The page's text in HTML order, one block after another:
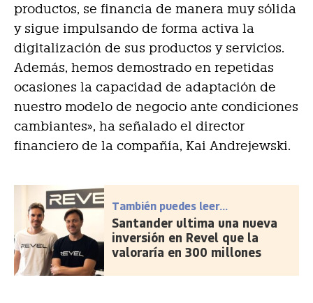
productos, se financia de manera muy sólida
y sigue impulsando de forma activa la
digitalización de sus productos y servicios.
Además, hemos demostrado en repetidas
ocasiones la capacidad de adaptación de
nuestro modelo de negocio ante condiciones
cambiantes», ha señalado el director
financiero de la compañía, Kai Andrejewski.
También puedes leer...
Santander ultima una nueva
inversión en Revel que la
valoraría en 300 millones